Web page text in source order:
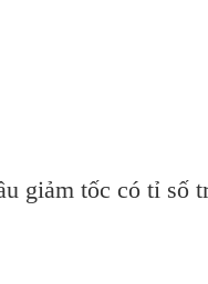
giảm tốc có tỉ số